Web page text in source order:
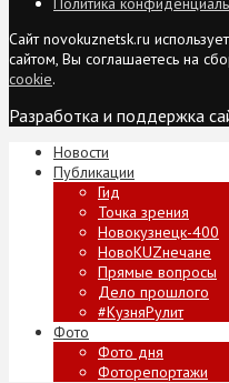
Сайт novokuznetsk.ru
сайтом, Вы соглашаетесь на
cookie.
Разработка и поддержка
Новости
Публикации
Гид
Точка зрения
Новокузнецк-400
НовоKUZнечане
Прямые вопросы
Дело прошлого
#КузняРулит
Фото
Фото дня
Фоторепортажи